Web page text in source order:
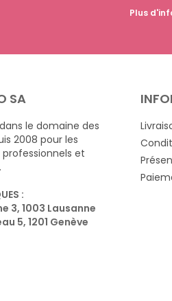
Plus
SA
le domaine des
2008 pour les
et
:
3, 1003 Lausanne
5, 1201 Genève